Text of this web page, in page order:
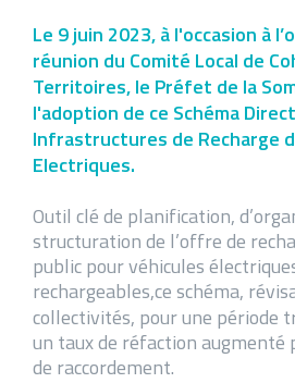
Le 9 juin 2023, à l'occasion à
réunion du Comité Local de
Territoires, le Préfet de la
l'adoption de ce Schéma
Infrastructures de Recharge
Electriques.
Outil clé de planification,
structuration de l’offre de
public pour véhicules
rechargeables,ce schéma,
collectivités, pour une période
un taux de réfaction augmenté
de raccordement.